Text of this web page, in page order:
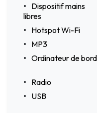
Dispositif mains
libres
Hotspot Wi-Fi
MP3
Ordinateur de bord
Radio
USB